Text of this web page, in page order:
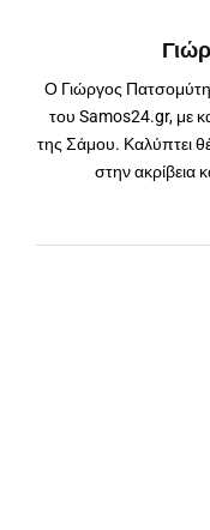
Ο Γιώργος
του Samos24.gr, με
της Σάμου. Καλύπτει
στην ακρίβεια